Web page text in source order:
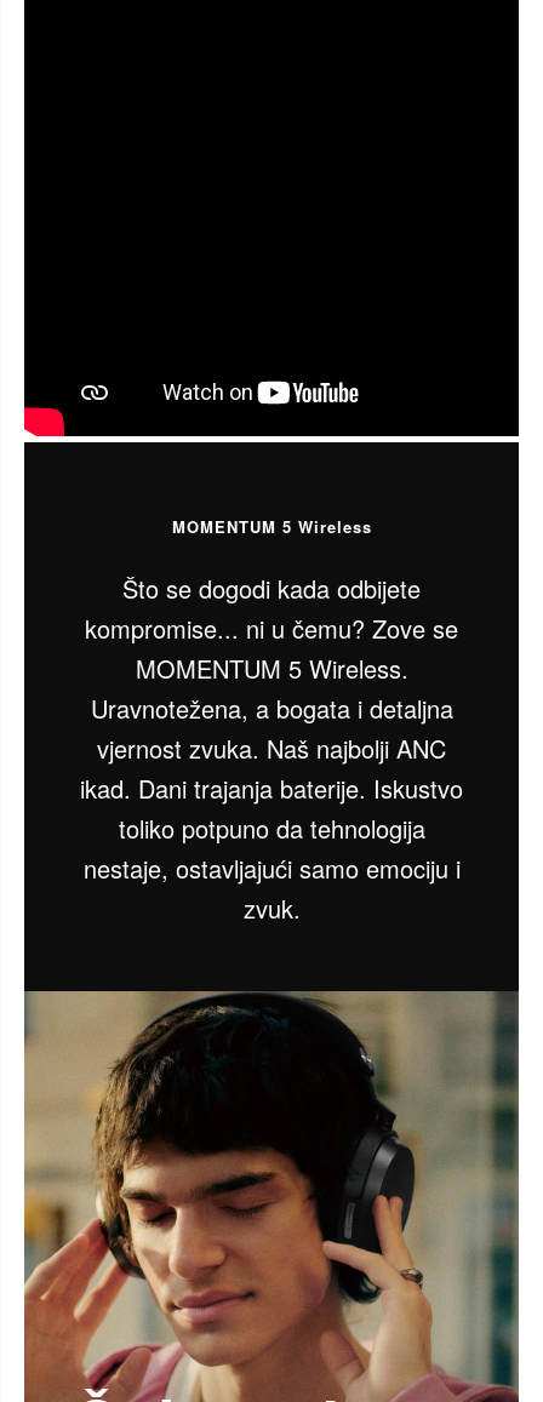
MOMENTUM 5 Wireless
Što se dogodi kada odbijete
kompromise... ni u čemu? Zove se
MOMENTUM 5 Wireless.
Uravnotežena, a bogata i detaljna
vjernost zvuka. Naš najbolji ANC
ikad. Dani trajanja baterije. Iskustvo
toliko potpuno da tehnologija
nestaje, ostavljajući samo emociju i
zvuk.